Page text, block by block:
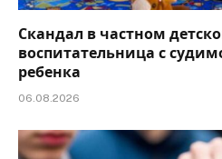
Скандал в частном
воспитательница с
ребенка
06.08.2026